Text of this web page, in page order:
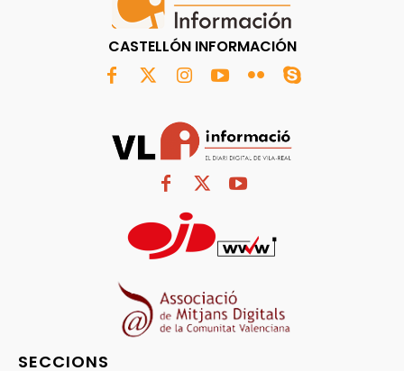
CASTELLÓN INFORMACIÓN
SECCIONS